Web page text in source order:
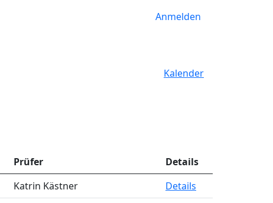
Anmelden
Kalender
Prüfer
Details
Katrin Kästner
Details